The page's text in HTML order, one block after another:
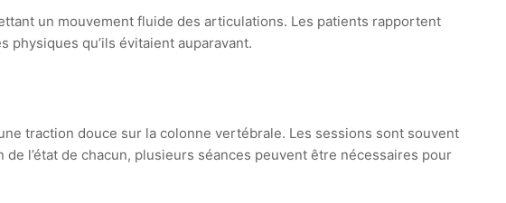
un mouvement fluide des articulations. Les patients rapportent
qu’ils évitaient auparavant.
traction douce sur la colonne vertébrale. Les sessions sont souvent
l’état de chacun, plusieurs séances peuvent être nécessaires pour